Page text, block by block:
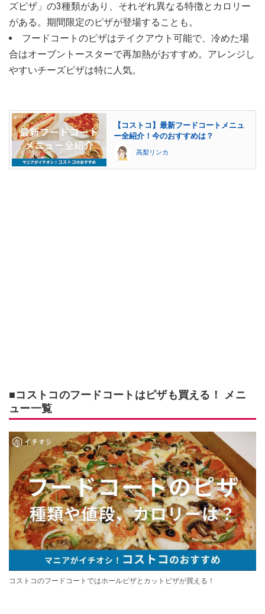
ズピザ」の3種類があり、それぞれ異なる特徴とカロリー
がある。期間限定のピザが登場することも。
フードコートのピザはテイクアウト可能で、冷めた場
合はオーブントースターで再加熱がおすすめ。アレンジし
やすいチーズピザは特に人気。
【コストコ】最新フードコートメニュ
ー全紹介！今のおすすめは？
高梨リンカ
■コストコのフードコートはピザも買える！ メニ
ュー一覧
コストコのフードコートではホールピザとカットピザが買える！